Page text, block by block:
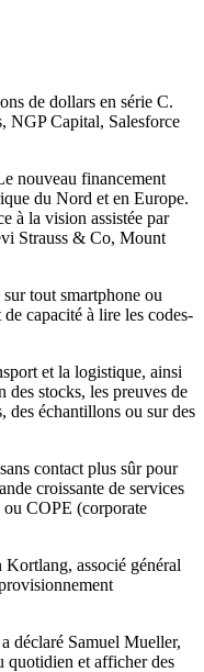
de dollars en série C.
NGP Capital, Salesforce
nouveau financement
du Nord et en Europe.
à la vision assistée par
Strauss & Co, Mount
tout smartphone ou
capacité à lire les codes-
et la logistique, ainsi
stocks, les preuves de
des échantillons ou sur des
contact plus sûr pour
croissante de services
COPE (corporate
associé général
déclaré Samuel Mueller,
quotidien et afficher des